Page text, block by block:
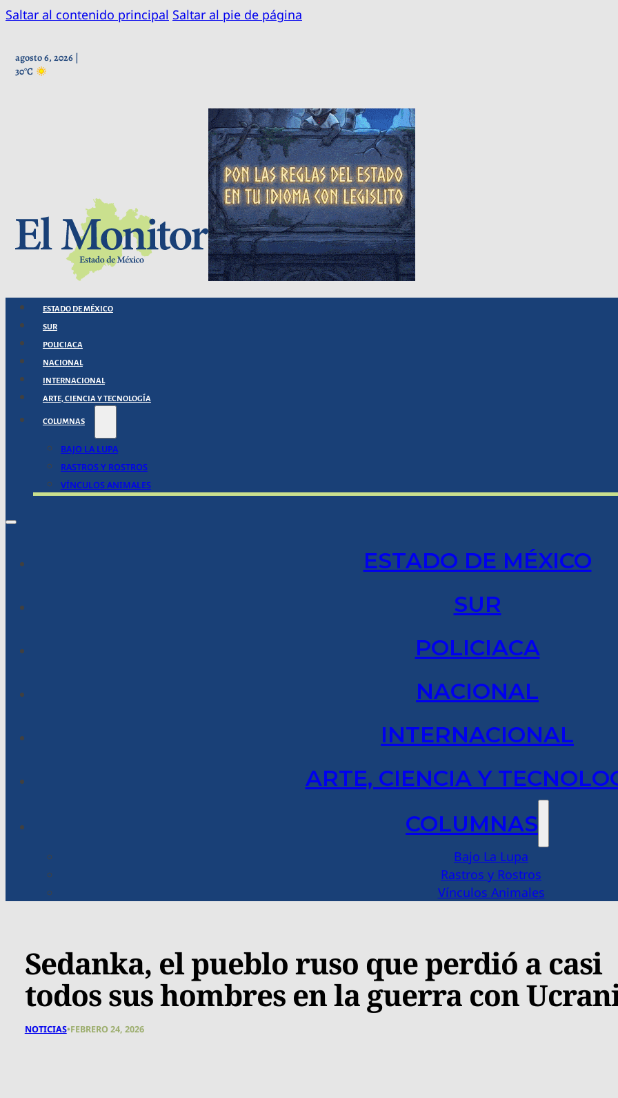
Saltar al contenido principal Saltar al pie de página
agosto 6, 2026 |
30°C
ESTADO DE MÉXICO
SUR
POLICIACA
NACIONAL
INTERNACIONAL
ARTE, CIENCIA Y TECNOLOGÍA
COLUMNAS
BAJO LA LUPA
RASTROS Y ROSTROS
VÍNCULOS ANIMALES
ESTADO DE MÉXICO
SUR
POLICIACA
NACIONAL
INTERNACIONAL
ARTE, CIENCIA Y
COLUMNAS
Bajo La Lupa
Rastros y Rostros
Vínculos Animales
Sedanka, el pueblo ruso que perdió a casi
todos sus hombres en la guerra con
NOTICIAS•FEBRERO 24, 2026